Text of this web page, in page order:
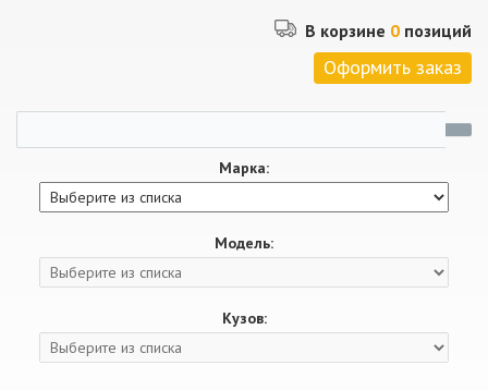
В корзине 0 позиций
Оформить заказ
Марка:
Модель:
Кузов: